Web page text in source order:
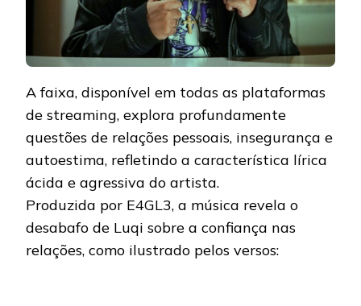
A faixa, disponível em todas as plataformas
de streaming, explora profundamente
questões de relações pessoais, insegurança e
autoestima, refletindo a característica lírica
ácida e agressiva do artista.
Produzida por E4GL3, a música revela o
desabafo de Luqi sobre a confiança nas
relações, como ilustrado pelos versos: